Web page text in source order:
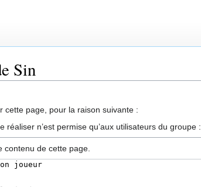
Sin
cette page, pour la raison suivante :
réaliser n’est permise qu’aux utilisateurs du groupe :
contenu de cette page.